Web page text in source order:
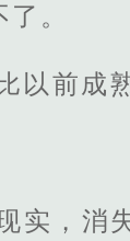
。
以前成
实，消